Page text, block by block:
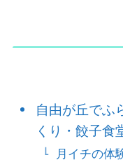
自由が丘でふ
くり・餃子食
月イチの体